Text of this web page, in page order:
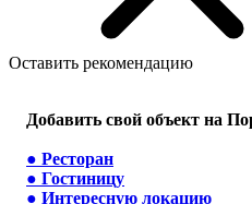
Оставить рекомендацию
Добавить свой объект на
● Ресторан
● Гостиницу
● Интересную локацию